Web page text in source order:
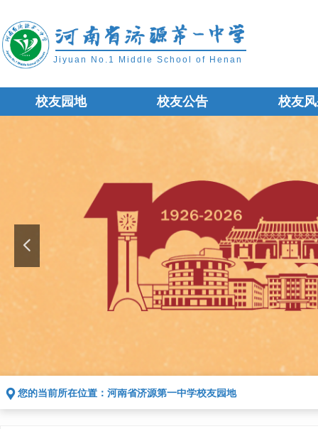
Jiyuan No.1 Middle School of Henan
校友园地 校友公告 校友
넳
끇 您的当前所在位置： 河南省济源第一中学校友园地